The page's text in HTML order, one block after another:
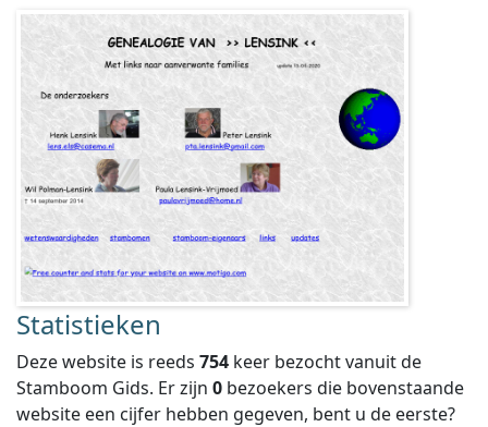
Statistieken
Deze website is reeds 754 keer bezocht vanuit de
Stamboom Gids. Er zijn 0 bezoekers die bovenstaande
website een cijfer hebben gegeven, bent u de eerste?